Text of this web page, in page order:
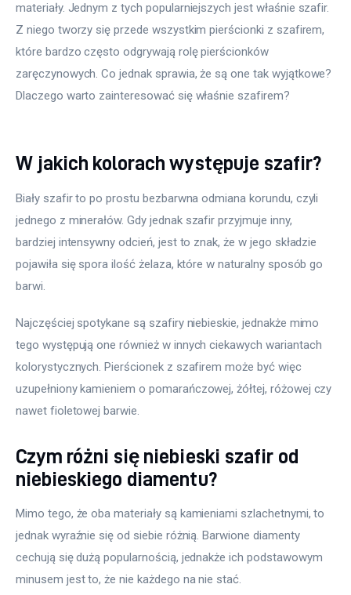
materiały. Jednym z tych popularniejszych jest właśnie szafir.
Z niego tworzy się przede wszystkim pierścionki z szafirem,
które bardzo często odgrywają rolę pierścionków
zaręczynowych. Co jednak sprawia, że są one tak wyjątkowe?
Dlaczego warto zainteresować się właśnie szafirem?
W jakich kolorach występuje szafir?
Biały szafir to po prostu bezbarwna odmiana korundu, czyli
jednego z minerałów. Gdy jednak szafir przyjmuje inny,
bardziej intensywny odcień, jest to znak, że w jego składzie
pojawiła się spora ilość żelaza, które w naturalny sposób go
barwi.
Najczęściej spotykane są szafiry niebieskie, jednakże mimo
tego występują one również w innych ciekawych wariantach
kolorystycznych. Pierścionek z szafirem może być więc
uzupełniony kamieniem o pomarańczowej, żółtej, różowej czy
nawet fioletowej barwie.
Czym różni się niebieski szafir od
niebieskiego diamentu?
Mimo tego, że oba materiały są kamieniami szlachetnymi, to
jednak wyraźnie się od siebie różnią. Barwione diamenty
cechują się dużą popularnością, jednakże ich podstawowym
minusem jest to, że nie każdego na nie stać.